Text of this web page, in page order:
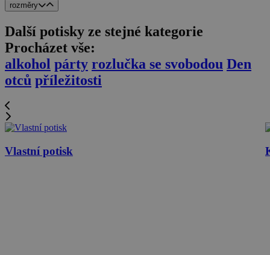
rozměry
Další potisky ze stejné kategorie
Procházet vše:
alkohol párty rozlučka se svobodou Den
otců příležitosti
Vlastní potisk